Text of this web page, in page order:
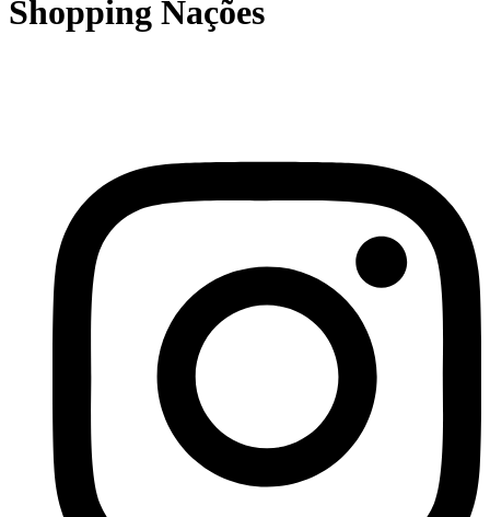
Shopping Nações